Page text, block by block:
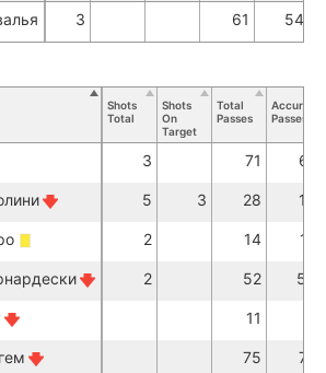
3 61 54
Shots
Total
Shots
On
Target
Total
Passes
Accurate
Passes
3 71 61
5 3 28 19
2 14 12
2 52 50
11
75 74